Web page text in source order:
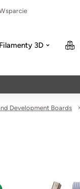
Filamenty 3D
Development Boards